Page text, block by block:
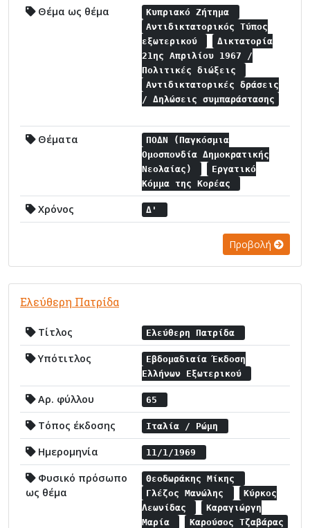
Θέμα ως θέμα
Κυπριακό Ζήτημα
Αντιδικτατορικός Τύπος
εξωτερικού
Δικτατορία
21ης Απριλίου 1967 /
Πολιτικές διώξεις
Αντιδικτατορικές δράσεις
/ Δηλώσεις συμπαράστασης
Θέματα
ΠΟΔΝ (Παγκόσμια
Ομοσπονδία Δημοκρατικής
Νεολαίας)
Εργατικό
Κόμμα της Κορέας
Χρόνος Δ'
Προβολή
Ελεύθερη Πατρίδα
Τίτλος Ελεύθερη Πατρίδα
Υπότιτλος
Εβδομαδιαία Έκδοση
Ελλήνων Εξωτερικού
Αρ. φύλλου 65
Τόπος έκδοσης Ιταλία / Ρώμη
Ημερομηνία 11/1/1969
Φυσικό πρόσωπο
ως θέμα
Θεοδωράκης Μίκης
Γλέζος Μανώλης
Κύρκος
Λεωνίδας
Καραγιώργη
Μαρία
Καρούσος Τζαβάρας